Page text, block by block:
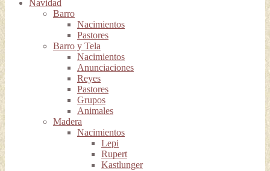
Navidad
Barro
Nacimientos
Pastores
Barro y Tela
Nacimientos
Anunciaciones
Reyes
Pastores
Grupos
Animales
Madera
Nacimientos
Lepi
Rupert
Kastlunger